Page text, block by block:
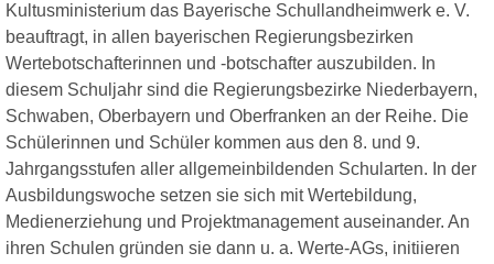
Kultusministerium das Bayerische Schullandheimwerk e. V.
beauftragt, in allen bayerischen Regierungsbezirken
Wertebotschafterinnen und ‑botschafter auszubilden. In
diesem Schuljahr sind die Regierungsbezirke Niederbayern,
Schwaben, Oberbayern und Oberfranken an der Reihe. Die
Schülerinnen und Schüler kommen aus den 8. und 9.
Jahrgangsstufen aller allgemeinbildenden Schularten. In der
Ausbildungswoche setzen sie sich mit Wertebildung,
Medienerziehung und Projektmanagement auseinander. An
ihren Schulen gründen sie dann u. a. Werte-AGs, initiieren